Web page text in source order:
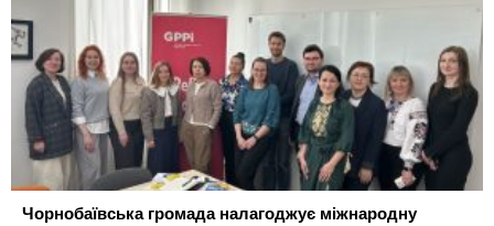
Чорнобаївська громада налагоджує міжнародну